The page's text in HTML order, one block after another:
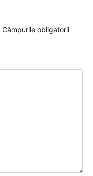
Câmpurile obligatorii